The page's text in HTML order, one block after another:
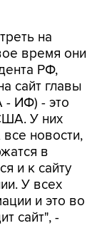
на
время они
РФ,
сайт главы
- ИФ) - это
У них
новости,
в
и к сайту
У всех
и это во
сайт", -